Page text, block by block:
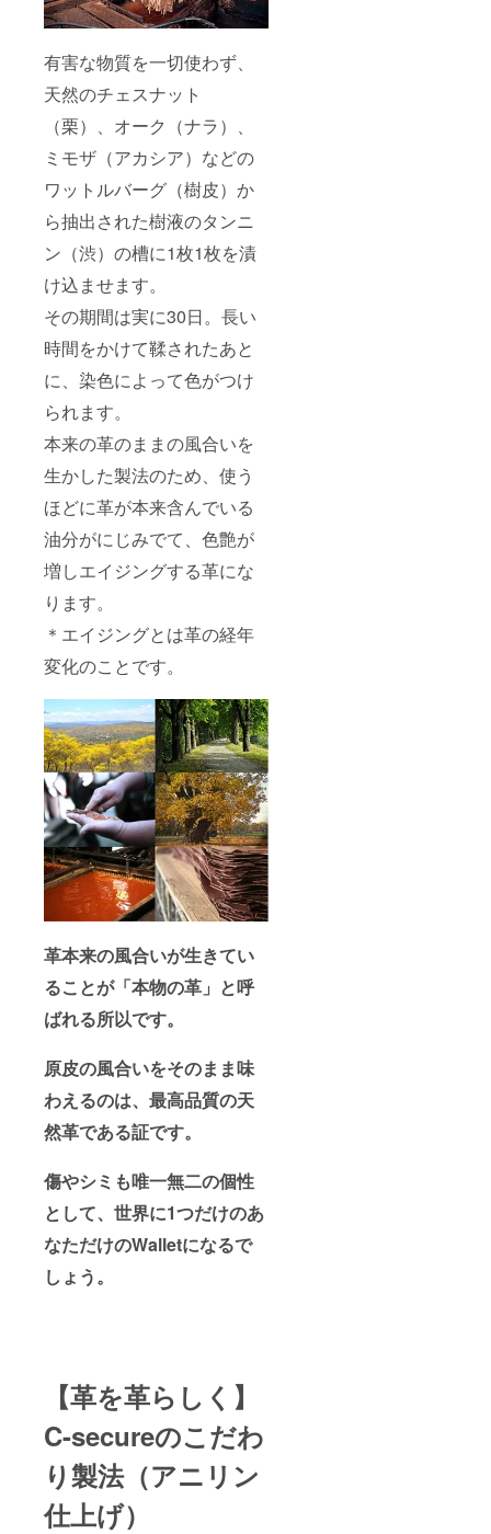
有害な物質を一切使わず、
天然のチェスナット
（栗）、オーク（ナラ）、
ミモザ（アカシア）などの
ワットルバーグ（樹皮）か
ら抽出された樹液のタンニ
ン（渋）の槽に1枚1枚を漬
け込ませます。
その期間は実に30日。長い
時間をかけて鞣されたあと
に、染色によって色がつけ
られます。
本来の革のままの風合いを
生かした製法のため、使う
ほどに革が本来含んでいる
油分がにじみでて、色艶が
増しエイジングする革にな
ります。
＊エイジングとは革の経年
変化のことです。
革本来の風合いが生きてい
ることが「本物の革」と呼
ばれる所以です。
原皮の風合いをそのまま味
わえるのは、最高品質の天
然革である証です。
傷やシミも唯一無二の個性
として、世界に1つだけのあ
なただけのWalletになるで
しょう。
【革を革らしく】
C-secureのこだわ
り製法（アニリン
仕上げ）